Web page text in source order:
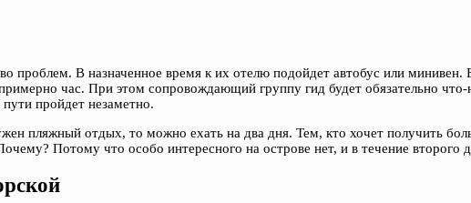
проблем. В назначенное время к их отелю подойдет автобус или минивен.
час. При этом сопровождающий группу гид будет обязательно что-
пройдет незаметно.
пляжный отдых, то можно ехать на два дня. Тем, кто хочет получить
Потому что особо интересного на острове нет, и в течение второго